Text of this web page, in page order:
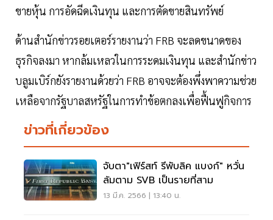
ขายหุ้น การอัดฉีดเงินทุน และการตัดขายสินทรัพย์
ด้านสำนักข่าวรอยเตอร์รายงานว่า FRB จะลดขนาดของ
ธุรกิจลงมา หากล้มเหลวในการระดมเงินทุน และสำนักข่าว
บลูมเบิร์กยังรายงานด้วยว่า FRB อาจจะต้องพึ่งพาความช่วย
เหลือจากรัฐบาลสหรัฐในการทำข้อตกลงเพื่อฟื้นฟูกิจการ
ข่าวที่เกี่ยวข้อง
จับตา"เฟิร์สท์ รีพับลิค แบงก์" หวั่น
ล้มตาม SVB เป็นรายที่สาม
13 มี.ค. 2566 | 13:40 น.